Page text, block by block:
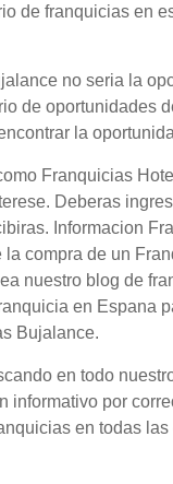
de franquicias en
no seria la
de oportunidades
la
Franquicias
Deberas
Informacion
compra de un
nuestro blog de
en Espana
Bujalance.
en todo
informativo por
en todas